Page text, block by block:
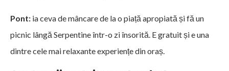
Pont: ia ceva de mâncare de la o piață apropiată și fă un
picnic lângă Serpentine într-o zi însorită. E gratuit și e una
dintre cele mai relaxante experiențe din oraș.